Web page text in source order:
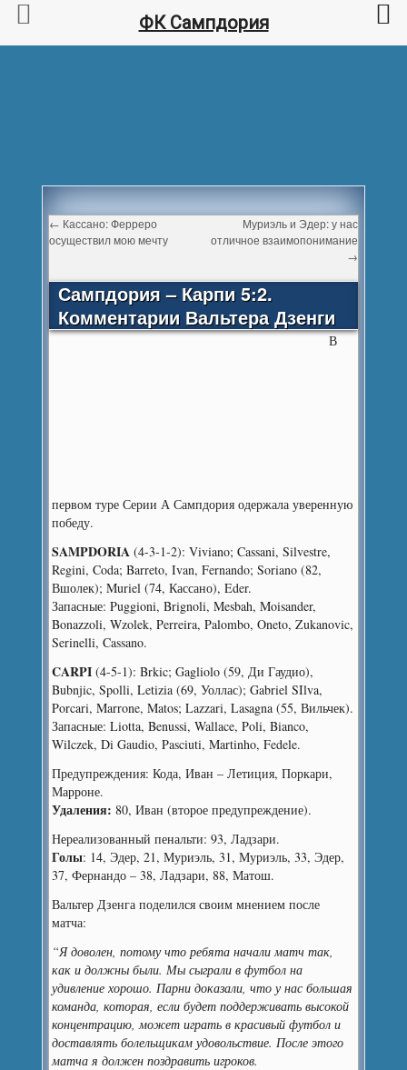
← Кассано: Ферреро
осуществил мою мечту
Муриэль и Эдер: у нас
отличное взаимопонимание
→
Сампдория – Карпи 5:2.
Комментарии Вальтера Дзенги
В
первом туре Серии А Сампдория одержала уверенную
победу.
SAMPDORIA (4-3-1-2): Viviano; Cassani, Silvestre,
Regini, Coda; Barreto, Ivan, Fernando; Soriano (82,
Вшолек); Muriel (74, Кассано), Eder.
Запасные: Puggioni, Brignoli, Mesbah, Moisander,
Bonazzoli, Wzolek, Perreira, Palombo, Oneto, Zukanovic,
Serinelli, Cassano.
CARPI (4-5-1): Brkic; Gagliolo (59, Ди Гаудио),
Bubnjic, Spolli, Letizia (69, Уоллас); Gabriel SIlva,
Porcari, Marrone, Matos; Lazzari, Lasagna (55, Вильчек).
Запасные: Liotta, Benussi, Wallace, Poli, Bianco,
Wilczek, Di Gaudio, Pasciuti, Martinho, Fedele.
Предупреждения: Кода, Иван – Летиция, Поркари,
Марроне.
Удаления: 80, Иван (второе предупреждение).
Нереализованный пенальти: 93, Ладзари.
Голы: 14, Эдер, 21, Муриэль, 31, Муриэль, 33, Эдер,
37, Фернандо – 38, Ладзари, 88, Матош.
Вальтер Дзенга поделился своим мнением после
матча:
“Я доволен, потому что ребята начали матч так,
как и должны были. Мы сыграли в футбол на
удивление хорошо. Парни доказали, что у нас большая
команда, которая, если будет поддерживать высокой
концентрацию, может играть в красивый футбол и
доставлять болельщикам удовольствие. После этого
матча я должен поздравить игроков.
ФК Сампдория